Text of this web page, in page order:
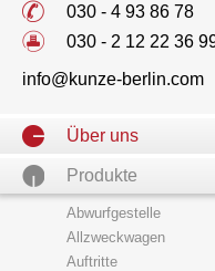
030 - 4 93 86 78
030 - 2 12 22 36
info@kunze-berlin.com
Navigation
Über uns
Produkte
Abwurfgestelle
Allzweckwagen
Auftritte